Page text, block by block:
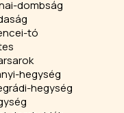
dombság
tó
hegység
hegység